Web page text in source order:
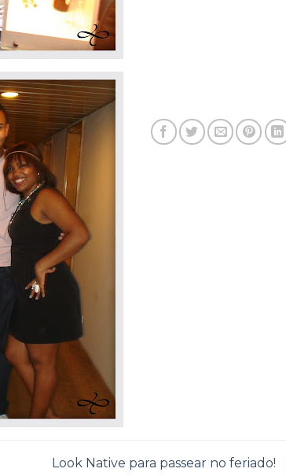
Look Native para passear no feriado!